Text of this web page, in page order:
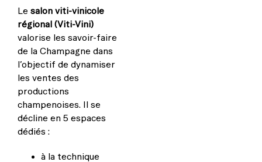
Le salon viti-vinicole
régional (Viti-Vini)
valorise les savoir-faire
de la Champagne dans
l’objectif de dynamiser
les ventes des
productions
champenoises. Il se
décline en 5 espaces
dédiés :
à la technique